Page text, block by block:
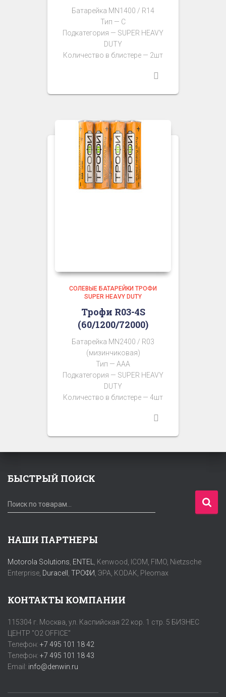
Батарейка MN1400 / R14
Тип — C
Подкатегория — SUPER HEAVY
DUTY
Количество в блистере — 2шт
СОЛЕВЫЕ БАТАРЕЙКИ ТРОФИ
SUPER HEAVY DUTY
Трофи R03-4S
(60/1200/72000)
Батарейка MN2400 / R03
(мизинчиковая)
Тип — AAA
Подкатегория — SUPER HEAVY
DUTY
Количество в блистере — 4шт
БЫСТРЫЙ ПОИСК
И
с
т
:
Поиск по товарам…
НАШИ ПАРТНЕРЫ
Motorola Solutions ENTEL
, Kenwood, ICOM, FIMO, Nietzsche
Enterprise, Duracell ТРОФИ , ЭРА, KODAK, Pleomax
КОНТАКТЫ КОМПАНИИ
115304 г. Москва, ул. Каспийская 22 кор. 1 стр. 5 БИЗНЕС
ЦЕНТР "O2 OFFICE"
Телефон: +7 495 101 18 42
Телефон: +7 495 101 18 43
Email: info@denwin.ru